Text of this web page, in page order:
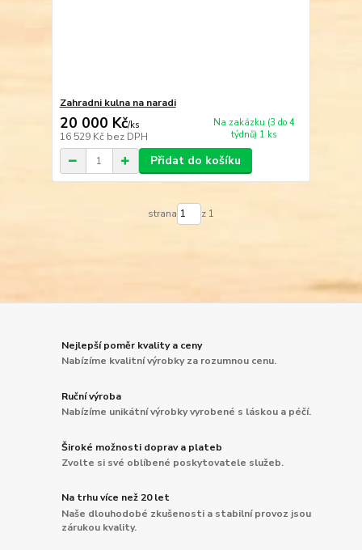
Zahradni kulna na naradi
20 000 Kč/ks
16 529 Kč bez DPH
Na zakázku (3 do 4
týdnů) 1 ks
Přidat do košíku
strana z 1
Nejlepší poměr kvality a ceny
Nabízíme kvalitní výrobky za rozumnou cenu.
Ruční výroba
Nabízíme unikátní výrobky vyrobené s láskou a péčí.
Široké možnosti doprav a plateb
Zvolte si své oblíbené poskytovatele služeb.
Na trhu více než 20 let
Naše dlouhodobé zkušenosti a stabilní provoz jsou
zárukou kvality.